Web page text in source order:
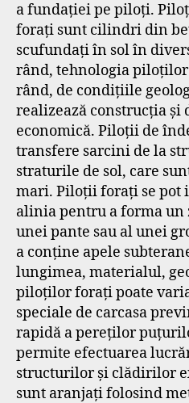
a fundației pe piloți.
forați sunt cilindri din
scufundați în sol în
rând, tehnologia
rând, de condițiile
realizează construcția și
economică. Piloții de
transfere sarcini de la
straturile de sol, care
mari. Piloții forați se pot
alinia pentru a forma un
unei pante sau al unei
a conține apele
lungimea, materialul,
piloților forați poate
speciale de carcasa
rapidă a pereților
permite efectuarea
structurilor și clădirilor
sunt aranjați folosind